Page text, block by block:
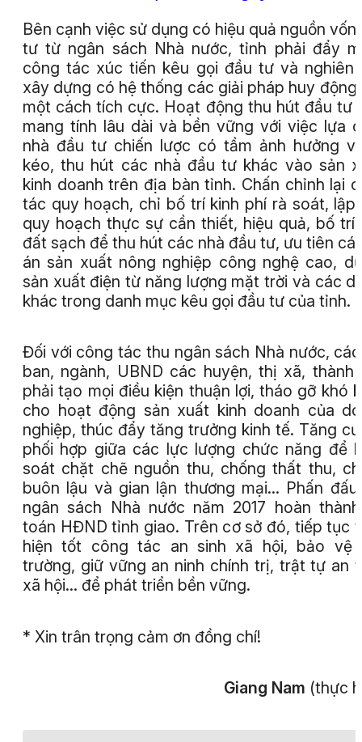
Bên cạnh việc sử dụng có hiệu quả nguồn vốn
tư từ ngân sách Nhà nước, tỉnh phải đẩy
công tác xúc tiến kêu gọi đầu tư và nghiên
xây dựng có hệ thống các giải pháp huy động
một cách tích cực. Hoạt động thu hút đầu tư
mang tính lâu dài và bền vững với việc lựa
nhà đầu tư chiến lược có tầm ảnh hưởng
kéo, thu hút các nhà đầu tư khác vào sản
kinh doanh trên địa bàn tỉnh. Chấn chỉnh lại
tác quy hoạch, chỉ bố trí kinh phí rà soát, lập
quy hoạch thực sự cần thiết, hiệu quả, bố trí
đất sạch để thu hút các nhà đầu tư, ưu tiên
án sản xuất nông nghiệp công nghệ cao,
sản xuất điện từ năng lượng mặt trời và các
khác trong danh mục kêu gọi đầu tư của tỉnh.
Đối với công tác thu ngân sách Nhà nước,
ban, ngành, UBND các huyện, thị xã, thành
phải tạo mọi điều kiện thuận lợi, tháo gỡ khó
cho hoạt động sản xuất kinh doanh của
nghiệp, thúc đẩy tăng trưởng kinh tế. Tăng
phối hợp giữa các lực lượng chức năng để
soát chặt chẽ nguồn thu, chống thất thu,
buôn lậu và gian lận thương mại... Phấn
ngân sách Nhà nước năm 2017 hoàn
toán HĐND tỉnh giao. Trên cơ sở đó, tiếp tục
hiện tốt công tác an sinh xã hội, bảo vệ
trường, giữ vững an ninh chính trị, trật tự an
xã hội… để phát triển bền vững.
* Xin trân trọng cảm ơn đồng chí!
Giang Nam (thực